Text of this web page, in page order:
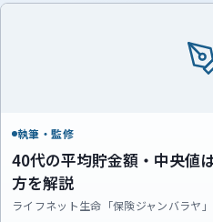
執筆・監修
40代の平均貯金額・中央値
方を解説
ライフネット生命「保険ジャンバラヤ